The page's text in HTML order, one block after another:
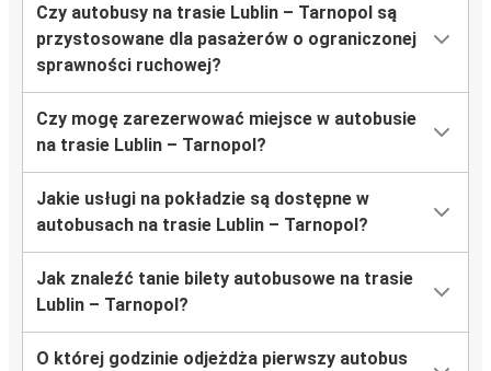
Czy autobusy na trasie Lublin – Tarnopol są
przystosowane dla pasażerów o ograniczonej
sprawności ruchowej?
Czy mogę zarezerwować miejsce w autobusie
na trasie Lublin – Tarnopol?
Jakie usługi na pokładzie są dostępne w
autobusach na trasie Lublin – Tarnopol?
Jak znaleźć tanie bilety autobusowe na trasie
Lublin – Tarnopol?
O której godzinie odjeżdża pierwszy autobus